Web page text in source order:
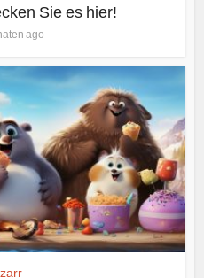
Sie es hier!
ago